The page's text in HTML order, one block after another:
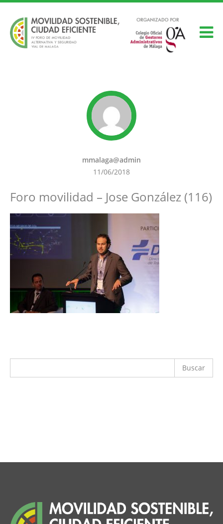
mmalaga@admin
11/06/2018
Foro movilidad – Jose González (116)